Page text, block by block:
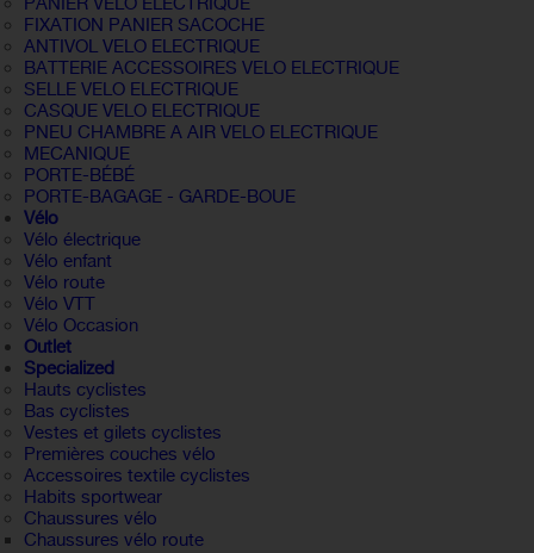
FIXATION PANIER SACOCHE
ANTIVOL VELO ELECTRIQUE
BATTERIE ACCESSOIRES VELO ELECTRIQUE
SELLE VELO ELECTRIQUE
CASQUE VELO ELECTRIQUE
PNEU CHAMBRE A AIR VELO ELECTRIQUE
MECANIQUE
PORTE-BÉBÉ
PORTE-BAGAGE - GARDE-BOUE
Vélo
Vélo électrique
Vélo enfant
Vélo route
Vélo VTT
Vélo Occasion
Outlet
Specialized
Hauts cyclistes
Bas cyclistes
Vestes et gilets cyclistes
Premières couches vélo
Accessoires textile cyclistes
Habits sportwear
Chaussures vélo
Chaussures vélo route